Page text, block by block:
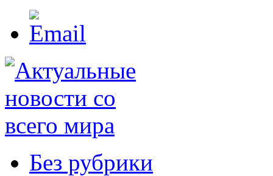
Без рубрики